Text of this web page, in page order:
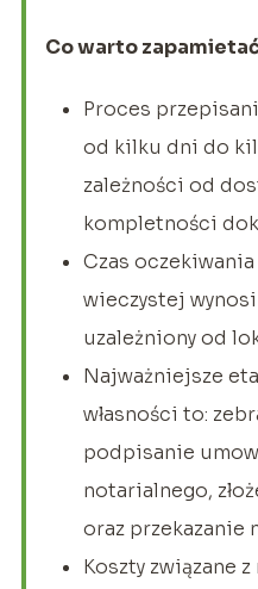
Co warto
Proces
od kilku dni do
zależności od
kompletności
Czas
wieczystej
uzależniony od
Najważniejsze
własności to:
podpisanie
notarialnego,
oraz przekazanie
Koszty związane